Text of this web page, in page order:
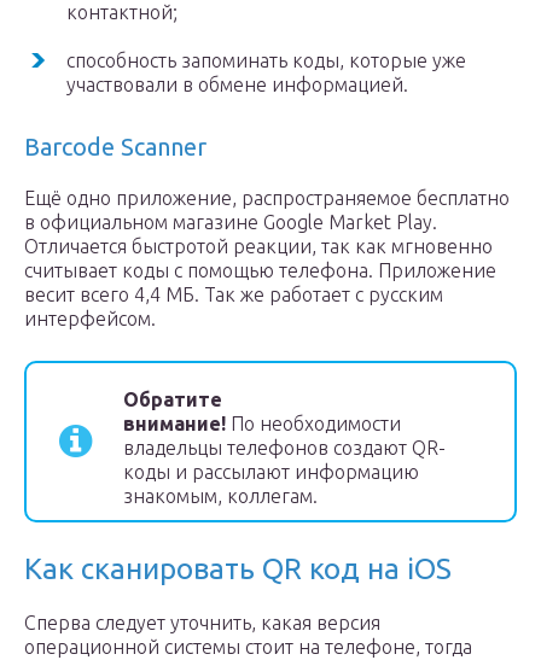
контактной;
способность запоминать коды, которые уже
участвовали в обмене информацией.
Barcode Scanner
Ещё одно приложение, распространяемое бесплатно
в официальном магазине Google Market Play.
Отличается быстротой реакции, так как мгновенно
считывает коды с помощью телефона. Приложение
весит всего 4,4 МБ. Так же работает с русским
интерфейсом.
Обратите
внимание! По необходимости
владельцы телефонов создают QR-
коды и рассылают информацию
знакомым, коллегам.
Как сканировать QR код на iOS
Сперва следует уточнить, какая версия
операционной системы стоит на телефоне, тогда